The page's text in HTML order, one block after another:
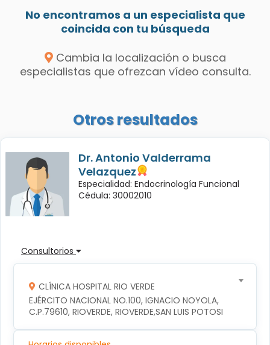
No encontramos a un especialista que
coincida con tu búsqueda
Cambia la localización o busca
especialistas que ofrezcan vídeo consulta.
Otros resultados
Dr. Antonio Valderrama
Velazquez
Especialidad: Endocrinología Funcional
Cédula: 30002010
Consultorios
CLÍNICA HOSPITAL RIO VERDE
EJÉRCITO NACIONAL NO.100, IGNACIO NOYOLA,
C.P.79610, RIOVERDE, RIOVERDE,SAN LUIS POTOSI